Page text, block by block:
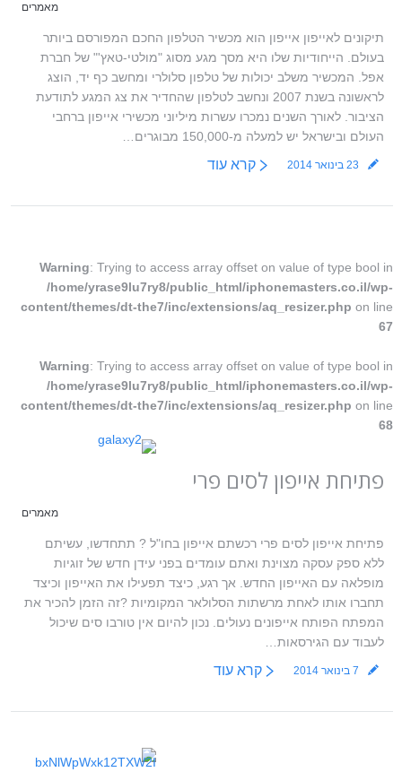
מאמרים
תיקונים לאייפון אייפון הוא מכשיר הטלפון החכם המפורסם ביותר
בעולם. הייחודיות שלו היא מסך מגע מסוג "מולטי-טאץ'" של חברת
אפל. המכשיר משלב יכולות של טלפון סלולרי ומחשב כף יד, הוצג
לראשונה בשנת 2007 ונחשב לטלפון שהחדיר את צג המגע לתודעת
הציבור. לאורך השנים נמכרו עשרות מיליוני מכשירי אייפון ברחבי
העולם ובישראל יש למעלה מ-150,000 מבוגרים…
23 בינואר 2014 קרא עוד
Warning: Trying to access array offset on value of type bool in
/home/yrase9lu7ry8/public_html/iphonemasters.co.il/wp-
content/themes/dt-the7/inc/extensions/aq_resizer.php on line
67
Warning: Trying to access array offset on value of type bool in
/home/yrase9lu7ry8/public_html/iphonemasters.co.il/wp-
content/themes/dt-the7/inc/extensions/aq_resizer.php on line
68
פתיחת אייפון לסים פרי
מאמרים
פתיחת אייפון לסים פרי רכשתם אייפון בחו"ל ? תתחדשו, עשיתם
ללא ספק עסקה מצוינת ואתם עומדים בפני עידן חדש של זוגיות
מופלאה עם האייפון החדש. אך רגע, כיצד תפעילו את האייפון וכיצד
תחברו אותו לאחת מרשתות הסלולאר המקומיות ?זה הזמן להכיר את
המפתח הפותח אייפונים נעולים. נכון להיום אין טורבו סים שיכול
לעבוד עם הגירסאות…
7 בינואר 2014 קרא עוד